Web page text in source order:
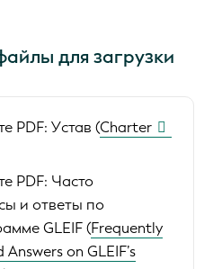
для загрузки
PDF: Устав (Charter
PDF: Часто
и ответы по
GLEIF (Frequently
on GLEIF’s